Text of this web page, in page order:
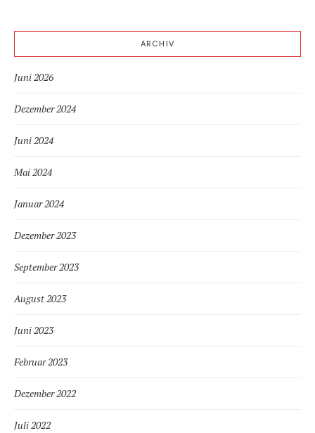
ARCHIV
Juni 2026
Dezember 2024
Juni 2024
Mai 2024
Januar 2024
Dezember 2023
September 2023
August 2023
Juni 2023
Februar 2023
Dezember 2022
Juli 2022